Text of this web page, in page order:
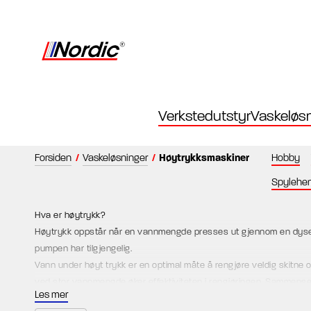
Verkstedutstyr
Forsiden / Vaskeløsninger / Høytrykksmaskiner Hobby
Hva er høytrykk?
Høytrykk oppstår når en vannmengde presses ut gjennom en
pumpen har tilgjengelig.
Vann under høyt trykk er en optimal måte å rengjøre veldig
Les mer